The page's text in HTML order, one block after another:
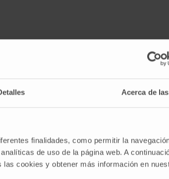
Acerca de
finalidades, como permitir la
de uso de la página web. A
cookies y obtener más información en